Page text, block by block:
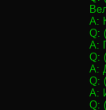
A:
Q:
A:
Q:
A:
Q:
A:
Q: